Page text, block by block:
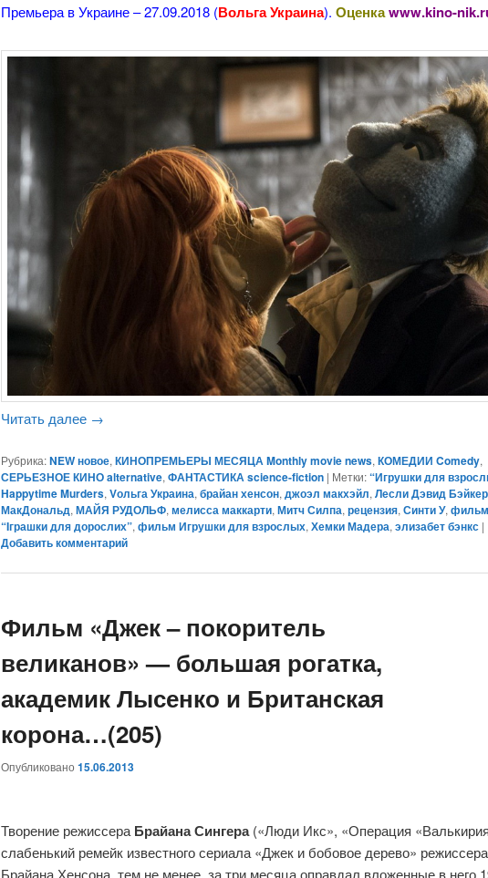
Премьера в Украине – 27.09.2018 (Вольга Украина).Оценкаwww.kino-
Читать далее →
Рубрика: NEW новое,КИНОПРЕМЬЕРЫ МЕСЯЦА Monthly movie news,КОМЕДИИ Comedy,
СЕРЬЕЗНОЕ КИНО alternative,ФАНТАСТИКА science-fiction | Метки: “Игрушки для
Happytime Murders,Vольга Украина,брайан хенсон,джоэл макхэйл,Лесли Дэвид Бэйкер
МакДональд,МАЙЯ РУДОЛЬФ,мелисса маккарти,Митч Силпа,рецензия,Синти У,фильм
“Iграшки для дорослих”,фильм Игрушки для взрослых,Хемки Мадера,элизабет бэнкс |
Добавить комментарий
Фильм «Джек – покоритель
великанов» — большая рогатка,
академик Лысенко и Британская
корона…(205)
Опубликовано15.06.2013
Творение режиссера Брайана Сингера(«Люди Икс», «Операция
слабенький ремейк известного сериала «Джек и бобовое дерево» режиссера
Брайана Хенсона, тем не менее, за три месяца оправдал вложенные в него